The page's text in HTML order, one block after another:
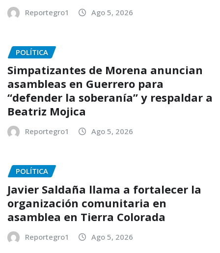
Reportegro1 Ago 5, 2026
POLÍTICA
Simpatizantes de Morena anuncian
asambleas en Guerrero para
“defender la soberanía” y respaldar a
Beatriz Mojica
Reportegro1 Ago 5, 2026
POLÍTICA
Javier Saldaña llama a fortalecer la
organización comunitaria en
asamblea en Tierra Colorada
Reportegro1 Ago 5, 2026